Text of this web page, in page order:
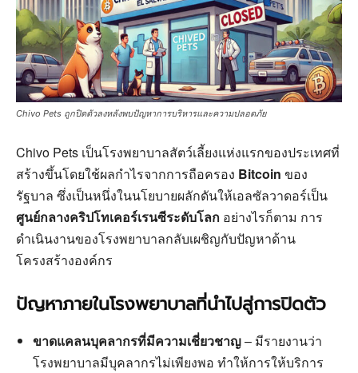
Chivo Pets ถูกปิดตัวลงหลังพบปัญหาการบริหารและความปลอดภัย
Chivo Pets เป็นโรงพยาบาลสัตว์เลี้ยงแห่งแรกของประเทศที่
สร้างขึ้นโดยใช้ผลกำไรจากการถือครอง Bitcoin ของ
รัฐบาล ซึ่งเป็นหนึ่งในนโยบายผลักดันให้เอลซัลวาดอร์เป็น
ศูนย์กลางคริปโทเคอร์เรนซีระดับโลก อย่างไรก็ตาม การ
ดำเนินงานของโรงพยาบาลกลับเผชิญกับปัญหาด้าน
โครงสร้างองค์กร
ปัญหาภายในโรงพยาบาลที่นำไปสู่การปิดตัว
ขาดแคลนบุคลากรที่มีความเชี่ยวชาญ– มีรายงานว่า
โรงพยาบาลมีบุคลากรไม่เพียงพอ ทำให้การให้บริการ